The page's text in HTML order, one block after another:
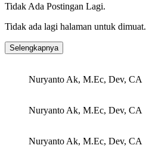
Tidak Ada Postingan Lagi.
Tidak ada lagi halaman untuk dimuat.
Selengkapnya
Nuryanto Ak, M.Ec, Dev, CA
Nuryanto Ak, M.Ec, Dev, CA
Nuryanto Ak, M.Ec, Dev, CA